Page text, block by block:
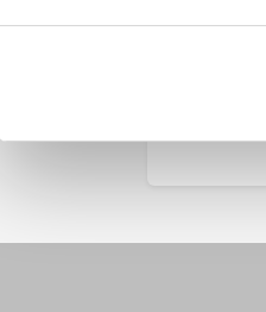
je auto
er van